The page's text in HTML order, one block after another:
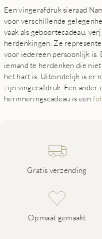
Een vingerafdruk sieraad
voor verschillende
vaak als geboortecadeau,
herdenkingen. Ze
voor iedereen persoonlijk is.
iemand te herdenken die
het hart is. Uiteindelijk is er
zijn vingerafdruk. Een ander
herinneringscadeau is een
Gratis verzending
Op maat gemaakt